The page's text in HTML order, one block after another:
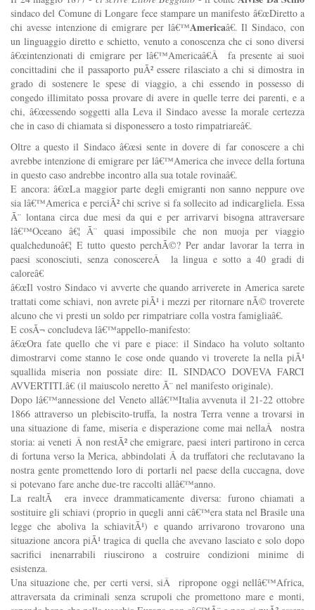
sindaco del Comune di Longare fece stampare un manifesto â€œDiretto a
chi avesse intenzione di emigrare per lâ€™Americaâ€. Il Sindaco, con
un linguaggio diretto e schietto, venuto a conoscenza che ci sono diversi
â€œintenzionati di emigrare per lâ€™Americaâ€Â fa presente ai suoi
concittadini che il passaporto puÃ² essere rilasciato a chi si dimostra in
grado di sostenere le spese di viaggio, a chi essendo in possesso di
congedo illimitato possa provare di avere in quelle terre dei parenti, e a
chi, â€œessendo soggetti alla Leva il Sindaco avesse la morale certezza
che in caso di chiamata si disponessero a tosto rimpatriareâ€.
Oltre a questo il Sindaco â€œsi sente in dovere di far conoscere a chi
avrebbe intenzione di emigrare per lâ€™America che invece della fortuna
in questo caso andrebbe incontro alla sua totale rovinaâ€.
E ancora: â€œLa maggior parte degli emigranti non sanno neppure ove
sia lâ€™America e perciÃ² chi scrive si fa sollecito ad indicargliela. Essa
Ã¨ lontana circa due mesi da qui e per arrivarvi bisogna attraversare
lâ€™Oceano â€¦ Ã¨ quasi impossibile che non muoja per viaggio
qualchedunoâ€¦ E tutto questo perchÃ©? Per andar lavorar la terra in
paesi sconosciuti, senza conoscereÂ la lingua e sotto a 40 gradi di
caloreâ€
â€œIl vostro Sindaco vi avverte che quando arriverete in America sarete
trattati come schiavi, non avrete piÃ¹ i mezzi per ritornare nÃ© troverete
alcuno che vi presti un soldo per rimpatriare colla vostra famigliaâ€.
E cosÃ¬ concludeva lâ€™appello-manifesto:
â€œOra fate quello che vi pare e piace: il Sindaco ha voluto soltanto
dimostrarvi come stanno le cose onde quando vi troverete la nella piÃ¹
squallida miseria non possiate dire: IL SINDACO DOVEVA FARCI
AVVERTITI.â€ (il maiuscolo neretto Ã¨ nel manifesto originale).
Dopo lâ€™annessione del Veneto allâ€™Italia avvenuta il 21-22 ottobre
1866 attraverso un plebiscito-truffa, la nostra Terra venne a trovarsi in
una situazione di fame, miseria e disperazione come mai nellaÂ nostra
storia: ai veneti Â non restÃ² che emigrare, paesi interi partirono in cerca
di fortuna verso la Merica, abbindolati Â da truffatori che reclutavano la
nostra gente promettendo loro di portarli nel paese della cuccagna, dove
si potevano fare anche due-tre raccolti allâ€™anno.
La realtÃ era invece drammaticamente diversa: furono chiamati a
sostituire gli schiavi (proprio in quegli anni câ€™era stata nel Brasile una
legge che aboliva la schiavitÃ¹) e quando arrivarono trovarono una
situazione ancora piÃ¹ tragica di quella che avevano lasciato e solo dopo
sacrifici inenarrabili riuscirono a costruire condizioni minime di
esistenza.
Una situazione che, per certi versi, siÂ ripropone oggi nellâ€™Africa,
attraversata da criminali senza scrupoli che promettono mare e monti,